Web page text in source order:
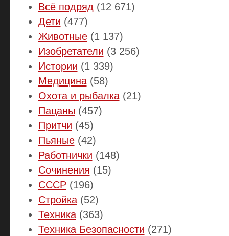
Всё подряд (12 671)
Дети (477)
Животные(1 137)
Изобретатели (3 256)
Истории (1 339)
Медицина(58)
Охота и рыбалка(21)
Пацаны (457)
Притчи (45)
Пьяные(42)
Работнички (148)
Сочинения (15)
СССР(196)
Стройка(52)
Техника(363)
Техника Безопасности (271)